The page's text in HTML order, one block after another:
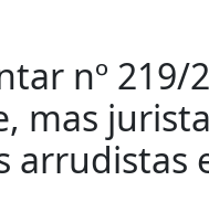
nº
mas
arrudistas